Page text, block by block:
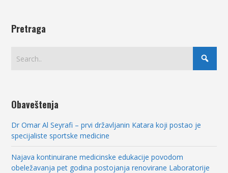
Pretraga
Obaveštenja
Dr Omar Al Seyrafi – prvi državljanin Katara koji postao je
specijaliste sportske medicine
Najava kontinuirane medicinske edukacije povodom
obeležavanja pet godina postojanja renovirane Laboratorije